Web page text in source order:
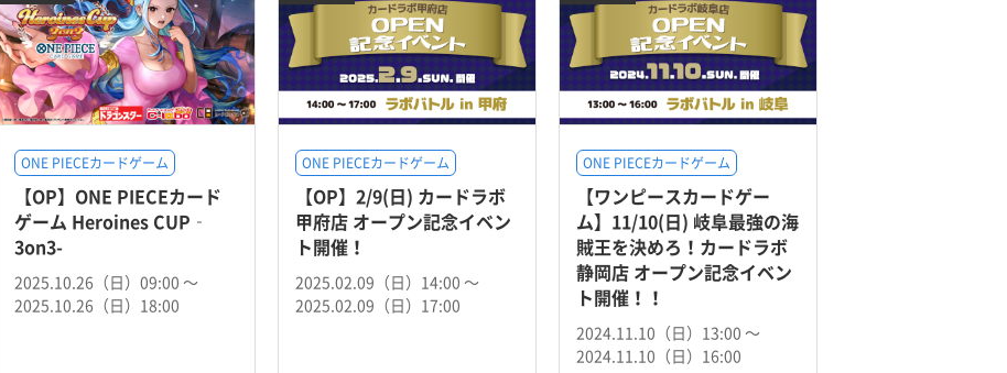
ONE PIECEカードゲーム
【OP】ONE PIECEカード
ゲーム Heroines CUP‐
3on3-
2025.10.26（日）09:00 〜
2025.10.26（日）18:00
ONE PIECEカードゲーム
【OP】2/9(日) カードラボ
甲府店 オープン記念イベン
ト開催！
2025.02.09（日）14:00 〜
2025.02.09（日）17:00
ONE PIECEカードゲーム
【ワンピースカードゲー
ム】11/10(日) 岐阜最強の海
賊王を決めろ！カードラボ
静岡店 オープン記念イベン
ト開催！！
2024.11.10（日）13:00 〜
2024.11.10（日）16:00